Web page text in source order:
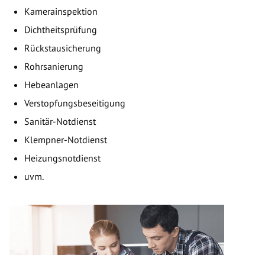
Kamerainspektion
Dichtheitsprüfung
Rückstausicherung
Rohrsanierung
Hebeanlagen
Verstopfungsbeseitigung
Sanitär-Notdienst
Klempner-Notdienst
Heizungsnotdienst
uvm.